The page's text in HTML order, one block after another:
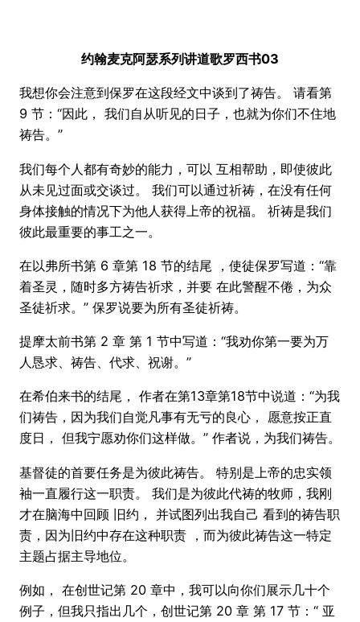
约翰麦克阿瑟系列讲道歌罗西书03
我想你会注意到保罗在这段经文中谈到了祷告。 请看第
9 节：“因此， 我们自从听见的日子，也就为你们不住地
祷告。”
我们每个人都有奇妙的能力，可以 互相帮助，即使彼此
从未见过面或交谈过。 我们可以通过祈祷，在没有任何
身体接触的情况下为他人获得上帝的祝福。 祈祷是我们
彼此最重要的事工之一。
在以弗所书第 6 章第 18 节的结尾 ，使徒保罗写道：“靠
着圣灵，随时多方祷告祈求，并要 在此警醒不倦，为众
圣徒祈求。” 保罗说要为所有圣徒祈祷。
提摩太前书第 2 章 第 1 节中写道：“我劝你第一要为万
人恳求、祷告、代求、祝谢。”
在希伯来书的结尾， 作者在第13章第18节中说道：“为我
们祷告，因为我们自觉凡事有无亏的良心， 愿意按正直
度日， 但我宁愿劝你们这样做。” 作者说，为我们祷告。
基督徒的首要任务是为彼此祷告。 特别是上帝的忠实领
袖一直履行这一职责。 我们是为彼此代祷的牧师，我刚
才在脑海中回顾 旧约， 并试图列出我自己 看到的祷告职
责，因为旧约中存在这种职责 ，而为彼此祷告这一特定
主题占据主导地位。
例如， 在创世记第 20 章中，我可以向你们展示几十个
例子，但我只指出几个，创世记第 20 章 第 17 节：“ 亚